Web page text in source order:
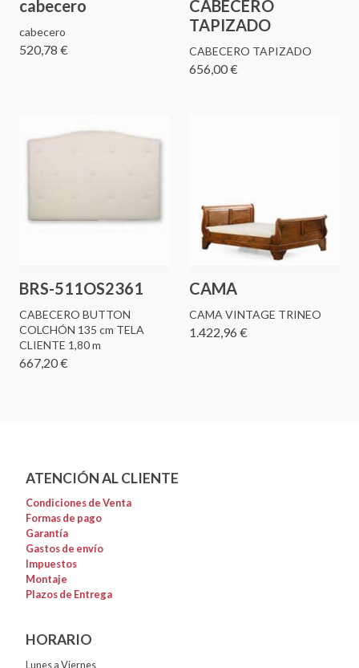
cabecero
cabecero
520,78 €
CABECERO
TAPIZADO
CABECERO TAPIZADO
656,00 €
BRS-511OS2361
CABECERO BUTTON
COLCHÓN 135 cm TELA
CLIENTE 1,80 m
667,20 €
CAMA
CAMA VINTAGE TRINEO
1.422,96 €
ATENCIÓN AL CLIENTE
Condiciones de Venta
Formas de pago
Garantía
Gastos de envío
Impuestos
Montaje
Plazos de Entrega
HORARIO
Lunes a Viernes